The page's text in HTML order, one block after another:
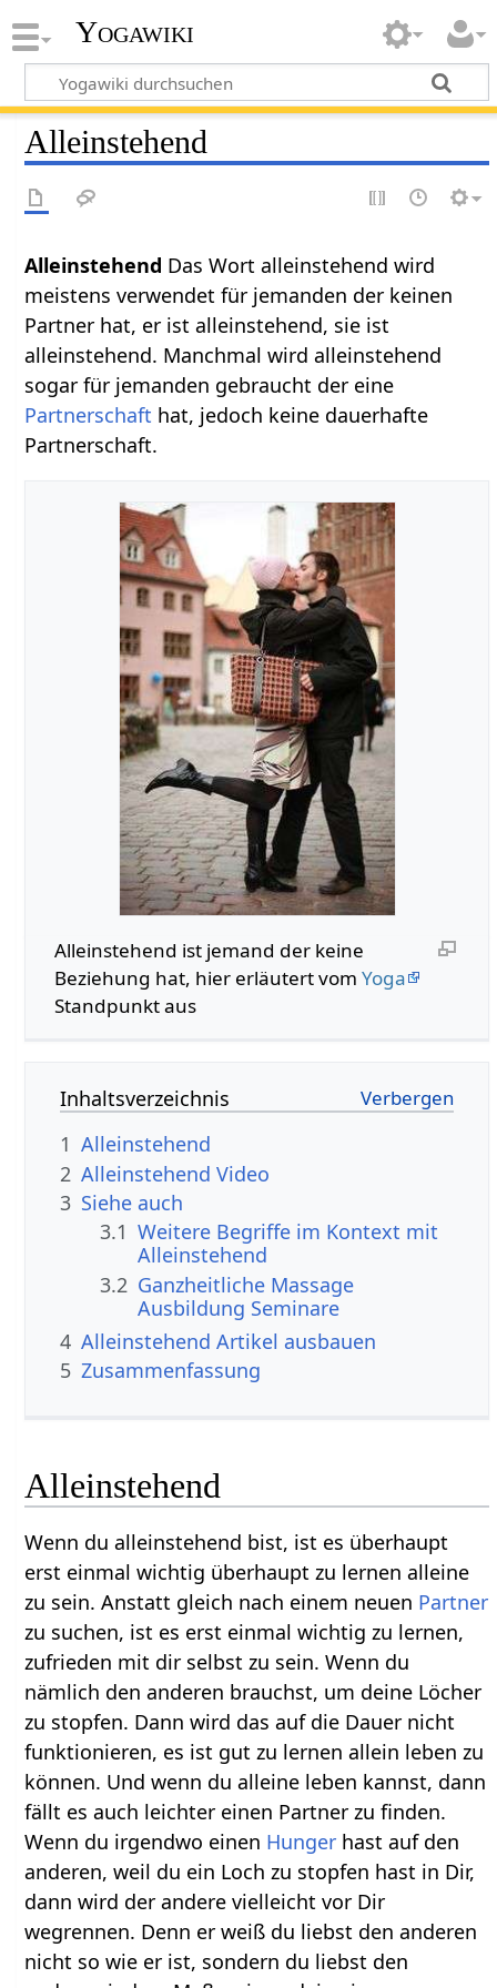
Yogawiki
Alleinstehend
Das Wort alleinstehend wird
meistens verwendet für jemanden der keinen
Partner hat, er ist alleinstehend, sie ist
alleinstehend. Manchmal wird alleinstehend
sogar für jemanden gebraucht der eine
Partnerschaft hat, jedoch keine dauerhafte
Partnerschaft.
Alleinstehend‏‎ ist jemand der keine
Beziehung hat, hier erläutert vom Yoga
Standpunkt aus
Inhaltsverzeichnis
1 Alleinstehend
2
Alleinstehend‏‎ Video
3 Siehe auch
3.1 Weitere Begriffe im Kontext mit
3.2 Ganzheitliche Massage
Ausbildung Seminare
4
Alleinstehend‏‎ Artikel ausbauen
5 Zusammenfassung
Alleinstehend
Wenn du alleinstehend bist, ist es überhaupt
erst einmal wichtig überhaupt zu lernen alleine
zu sein. Anstatt gleich nach einem neuen Partner
zu suchen, ist es erst einmal wichtig zu lernen,
zufrieden mit dir selbst zu sein. Wenn du
nämlich den anderen brauchst, um deine Löcher
zu stopfen. Dann wird das auf die Dauer nicht
funktionieren, es ist gut zu lernen allein leben zu
können. Und wenn du alleine leben kannst, dann
fällt es auch leichter einen Partner zu finden.
Wenn du irgendwo einen Hunger hast auf den
anderen, weil du ein Loch zu stopfen hast in Dir,
dann wird der andere vielleicht vor Dir
wegrennen. Denn er weiß du liebst den anderen
nicht so wie er ist, sondern du liebst den